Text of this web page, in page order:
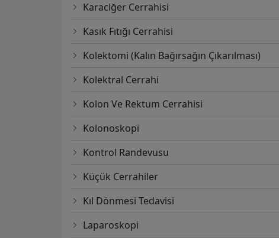
Karaciğer Cerrahisi
Kasık Fıtığı Cerrahisi
Kolektomi (Kalın Bağırsağın Çıkarılması)
Kolektral Cerrahi
Kolon Ve Rektum Cerrahisi
Kolonoskopi
Kontrol Randevusu
Küçük Cerrahiler
Kıl Dönmesi Tedavisi
Laparoskopi